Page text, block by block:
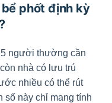
bể phốt định kỳ
5 người thường cần
nhà có lưu trú
nhiều có thể rút
số này chỉ mang tính